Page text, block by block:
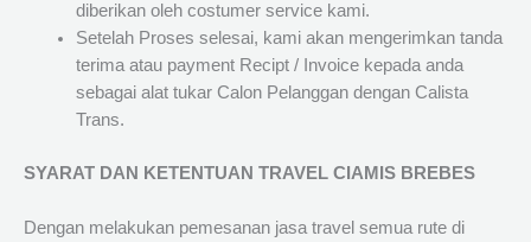
diberikan oleh costumer service kami.
Setelah Proses selesai, kami akan mengerimkan tanda
terima atau payment Recipt / Invoice kepada anda
sebagai alat tukar Calon Pelanggan dengan Calista
Trans.
SYARAT DAN KETENTUAN TRAVEL CIAMIS BREBES
Dengan melakukan pemesanan jasa travel semua rute di